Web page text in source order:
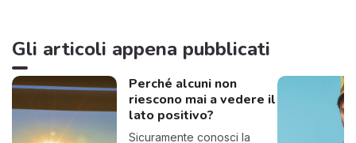
Gli articoli appena pubblicati
Perché alcuni non
riescono mai a vedere il
lato positivo?
Sicuramente conosci la